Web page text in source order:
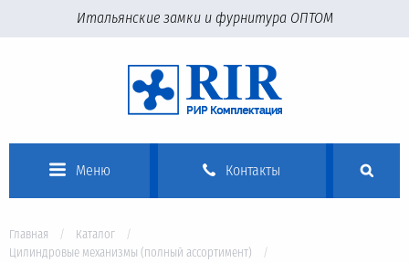
Итальянские замки и фурнитура ОПТОМ
Меню Контакты
Главная
Каталог
Цилиндровые механизмы (полный ассортимент)